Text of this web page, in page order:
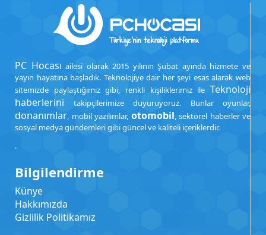
PC Hocası ailesi olarak 2015 yılının Şubat ayında hizmete ve
yayın hayatına başladık. Teknolojiye dair her şeyi esas alarak web
sitemizde paylaştığımız gibi, renkli kişiliklerimiz ile Teknoloji
haberlerini takipçilerimize duyuruyoruz. Bunlar oyunlar,
donanımlar, mobil yazılımlar, otomobil, sektörel haberler ve
sosyal medya gündemleri gibi güncel ve kaliteli içeriklerdir.
.
Bilgilendirme
Künye
Hakkımızda
Gizlilik Politikamız